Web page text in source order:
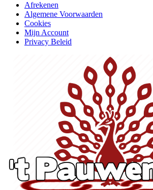
Afrekenen
Algemene Voorwaarden
Cookies
Mijn Account
Privacy Beleid